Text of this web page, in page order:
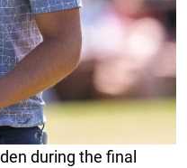
during the final